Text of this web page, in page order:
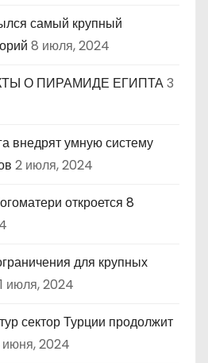
самый крупный
8 июля, 2024
О ПИРАМИДЕ ЕГИПТА3
внедрят умную систему
2 июля, 2024
откроется 8
для крупных
1 июля, 2024
сектор Турции продолжит
2024